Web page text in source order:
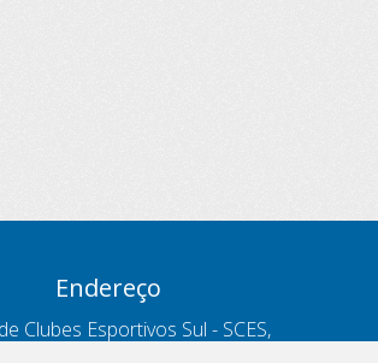
Endereço
Clubes Esportivos Sul - SCES,